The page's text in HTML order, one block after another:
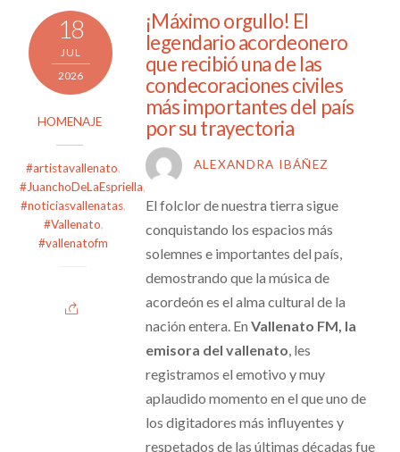
18
JUL
2026
HOMENAJE
#artistavallenato,
#JuanchoDeLaEspriella,
#noticiasvallenatas,
#Vallenato,
#vallenatofm
¡Máximo orgullo! El
legendario acordeonero
que recibió una de las
condecoraciones civiles
más importantes del país
por su trayectoria
ALEXANDRA IBÁÑEZ
El folclor de nuestra tierra sigue
conquistando los espacios más
solemnes e importantes del país,
demostrando que la música de
acordeón es el alma cultural de la
nación entera. En Vallenato FM, la
emisora del vallenato , les
registramos el emotivo y muy
aplaudido momento en el que uno de
los digitadores más influyentes y
respetados de las últimas décadas fue